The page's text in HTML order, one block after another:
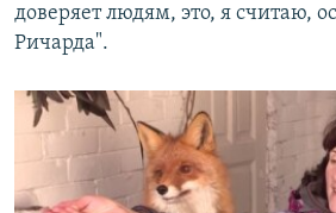
доверяет людям, это, я считаю,
Ричарда".